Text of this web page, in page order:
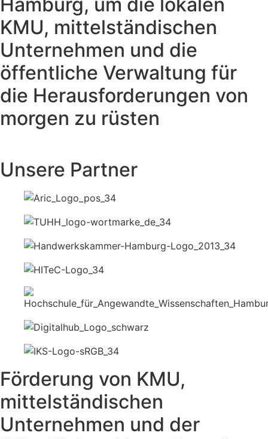
KMU, mittelständischen
Unternehmen und die
öffentliche Verwaltung für
die Herausforderungen von
morgen zu rüsten
Unsere Partner
Förderung von KMU,
mittelständischen
Unternehmen und der